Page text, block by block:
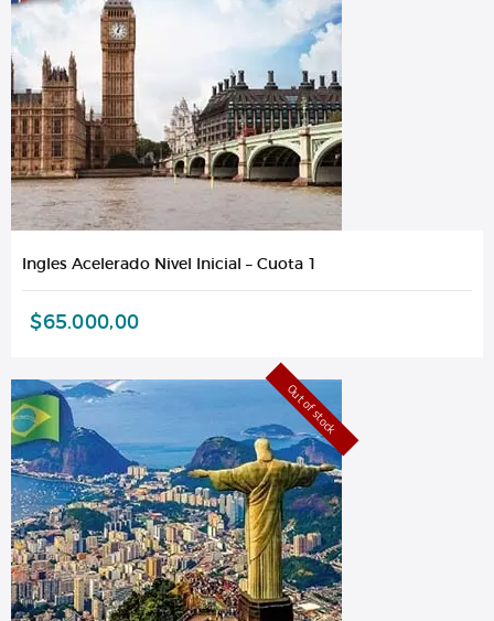
Ingles Acelerado Nivel Inicial – Cuota 1
$65.000,00
Out of stock